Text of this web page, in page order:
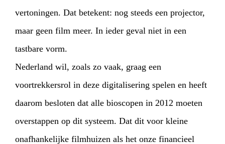
vertoningen. Dat betekent: nog steeds een projector,
maar geen film meer. In ieder geval niet in een
tastbare vorm.
Nederland wil, zoals zo vaak, graag een
voortrekkersrol in deze digitalisering spelen en heeft
daarom besloten dat alle bioscopen in 2012 moeten
overstappen op dit systeem. Dat dit voor kleine
onafhankelijke filmhuizen als het onze financieel